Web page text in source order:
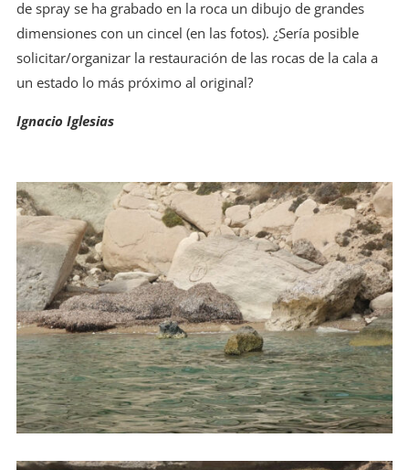
de spray se ha grabado en la roca un dibujo de grandes
dimensiones con un cincel (en las fotos). ¿Sería posible
solicitar/organizar la restauración de las rocas de la cala a
un estado lo más próximo al original?
Ignacio Iglesias